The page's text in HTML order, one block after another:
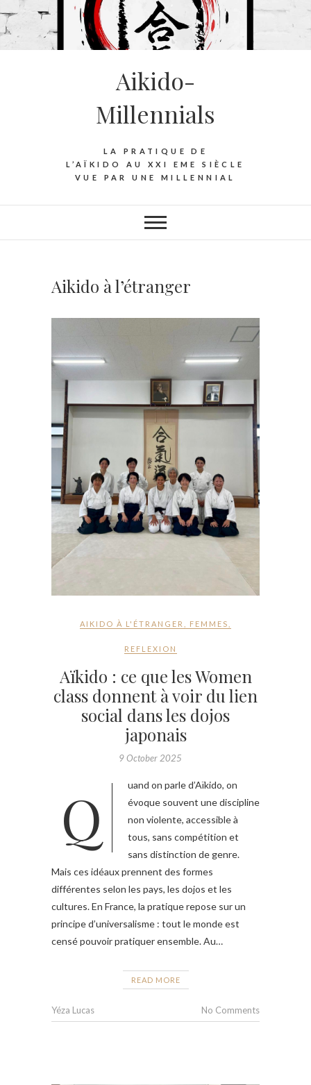
Aikido-
Millennials
LA PRATIQUE DE
L’AÏKIDO AU XXI EME SIÈCLE
VUE PAR UNE MILLENNIAL
Aikido à l’étranger
AIKIDO À L'ÉTRANGER FEMMES
REFLEXION
Aïkido : ce que les Women
class donnent à voir du lien
social dans les dojos
japonais
9 October 2025
Quand on parle d’Aïkido, on
évoque souvent une discipline
non violente, accessible à
tous, sans compétition et
sans distinction de genre.
Mais ces idéaux prennent des formes
différentes selon les pays, les dojos et les
cultures. En France, la pratique repose sur un
principe d’universalisme : tout le monde est
censé pouvoir pratiquer ensemble. Au…
READ MORE
Yéza Lucas No Comments